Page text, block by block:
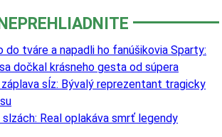
do tváre a napadli ho fanúšikovia Sparty:
dočkal krásneho gesta od súpera
záplava sĺz: Bývalý reprezentant tragicky
Real oplakáva smrť legendy